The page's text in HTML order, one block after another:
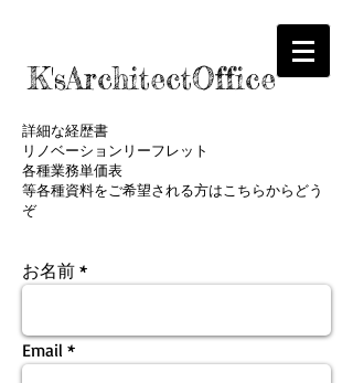
K'sArchitectOffice
詳細な経歴書
リノベーションリーフレット
各種業務単価表
等各種資料をご希望される方はこちらからどう
ぞ
お名前
Email